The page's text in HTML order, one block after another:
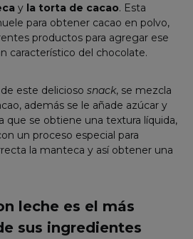
y la torta de cacao. Esta
para obtener cacao en polvo,
productos para agregar ese
característico del chocolate.
este delicioso snack, se mezcla
además se le añade azúcar y
que se obtiene una textura líquida,
un proceso especial para
la manteca y así obtener una
leche es el más
sus ingredientes